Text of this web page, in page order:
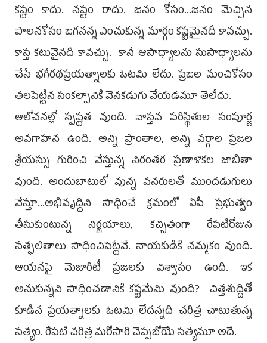
కష్టం కాదు. నష్టం రాదు. జనం కోసం...జనం మెచ్చిన
పాలనకోసం జగనన్న ఎంచుకున్న మార్గం కష్టమైనదీ కావచ్చు.
కాస్త కటువైనదీ కావచ్చు. కానీ ఆసాధ్యాలను సుసాధ్యాలను
చేసే భగీరథప్రయత్నాలకు ఓటమి లేదు. ప్రజల మంచికోసం
తలపెట్టిన సంకల్పానికి వెనకడుగు వేయడమూ తెలీదు.
ఆలోచనల్లో స్పష్టత వుంది. వాస్తవ పరిస్థితుల సంపూర్ణ
అవగాహన ఉంది. అన్ని ప్రాంతాల, అన్ని వర్గాల ప్రజల
శ్రేయస్సు గురించి వేస్తున్న నిరంతర ప్రణాళికల జాబితా
వుంది. అందుబాటులో వున్న వనరులతో ముందడుగులు
వేస్తూ...అభివృద్దిని సాధించే క్రమంలో ఏపీ ప్రభుత్వం
తీసుకుంటున్న నిర్ణయాలు, కచ్చితంగా రేపటిరోజున
సత్ఫలితాలు సాధించిపెట్టేవే. నాయకుడికి నమ్మకం వుంది.
ఆయనపై మెజారిటీ ప్రజలకు విశ్వాసం ఉంది. ఇక
అనుకున్నవి సాధించడానికి కష్టమేమి వుంది? చిత్తశుద్దితో
కూడిన ప్రయత్నాలకు ఓటమి లేదన్నది చరిత్ర చాటుతున్న
సత్యం. రేపటి చరిత్ర మరోసారి చెప్పబోయే సత్యమూ అదే.